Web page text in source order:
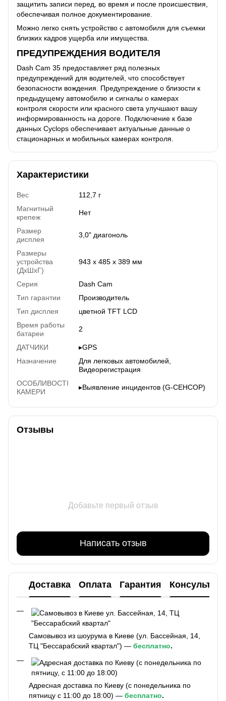
защитить записи перед, во время и после происшествия,
обеспечивая полное документирование.
Можно легко снять устройство с автомобиля для съемки
близких кадров ущерба или имущества.
ПРЕДУПРЕЖДЕНИЯ ВОДИТЕЛЯ
Dash Cam 35 предоставляет ряд полезных
предупреждений для водителей, что способствует
безопасности вождения. Предупреждение о близости к
предыдущему автомобилю и сигналы о камерах
контроля скорости или красного света улучшают вашу
информированность на дороге. Подключение к базе
данных Cyclops обеспечивает актуальные данные о
стационарных и мобильных камерах контроля.
Характеристики
Вес
112,7 г
Магнитный
крепеж
Нет
Размер
дисплея
3,0" диагоноль
Размеры
устройства
(ДхШхГ)
943 x 485 x 389 мм
Серия
Dash Cam
Тип гарантии
Производитель
Тип дисплея
цветной TFT LCD
Время работы
батареи
2
ДАТЧИКИ
▸GPS
Назначение
Для легковых автомобилей,
Видеорегистрация
ОСОБЛИВОСТІ
КАМЕРИ
▸Выявление инцидентов (G-СЕНСОР)
Отзывы
Добавьте первый отзыв
Написать отзыв
Доставка Оплата Гарантия
Самовывоз из шоурума в Киеве (ул. Бассейная, 14,
ТЦ "Бессарабский квартал") — бесплатно.
Адресная доставка по Киеву (с понедельника по
пятницу с 11:00 до 18:00) — бесплатно.